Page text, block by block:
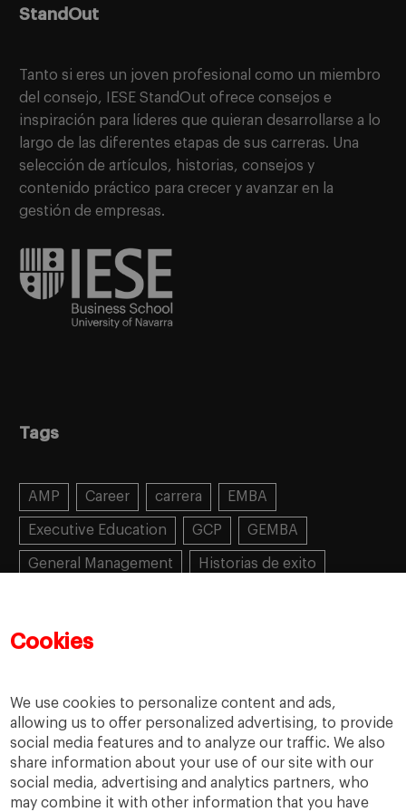
Cookies
We use cookies to personalize content and ads,
allowing us to offer personalized advertising, to provide
social media features and to analyze our traffic. We also
share information about your use of our site with our
social media, advertising and analytics partners, who
may combine it with other information that you have
StandOut
Tanto si eres un joven profesional como un miembro
del consejo, IESE StandOut ofrece consejos e
inspiración para líderes que quieran desarrollarse a lo
largo de las diferentes etapas de sus carreras. Una
selección de artículos, historias, consejos y
contenido práctico para crecer y avanzar en la
gestión de empresas.
Tags
AMP Career carrera EMBA
Executive Education GCP GEMBA
General Management Historias de exito
Mujeres emprendedoras
Success stories Women in business